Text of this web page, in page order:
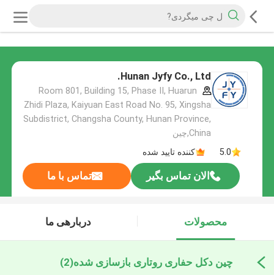
Hunan Jyfy Co., Ltd.
Room 801, Building 15, Phase II, Huarun
Zhidi Plaza, Kaiyuan East Road No. 95, Xingsha
Subdistrict, Changsha County, Hunan Province,
China,چین
5.0
کننده تایید شده
الان تماس بگیر تماس با ما
محصولات دربارهی ما
چین دکل حفاری روتاری بازسازی شده(2)